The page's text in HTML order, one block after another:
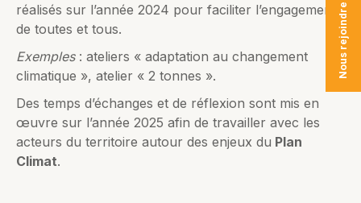
Nous rejoindre
réalisés sur l’année 2024 pour faciliter l’engagement
de toutes et tous.
Exemples : ateliers « adaptation au changement
climatique », atelier « 2 tonnes ».
Des temps d’échanges et de réflexion sont mis en
œuvre sur l’année 2025 afin de travailler avec les
acteurs du territoire autour des enjeux du Plan
Climat.